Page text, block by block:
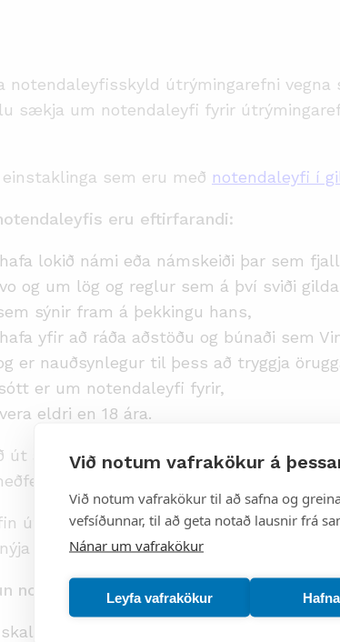
Við notum vafrakökur á
Við notum vafrakökur til að safna og
vefsíðunnar, til að geta notað lausnir frá
Nánar um vafrakökur
Leyfa vafrakökur
notendaleyfisskyld útrýmingarefni vegna
sækja um notendaleyfi fyrir
sem eru með notendaleyfi í
eru eftirfarandi:
lokið námi eða námskeiði þar sem
og um lög og reglur sem á því sviði
sýnir fram á þekkingu hans,
yfir að ráða aðstöðu og búnaði sem
er nauðsynlegur til þess að tryggja
er um notendaleyfi fyrir,
eldri en 18 ára.
út á einstakling og leyfishafi skal ávallt
kaup og alla meðferð á þeim
út til átta ára, en en framlengja má
notendaleyfi til átta ára í senn.
notendaleyfis eru:
skal umsækjandi hafa lokið námi eða